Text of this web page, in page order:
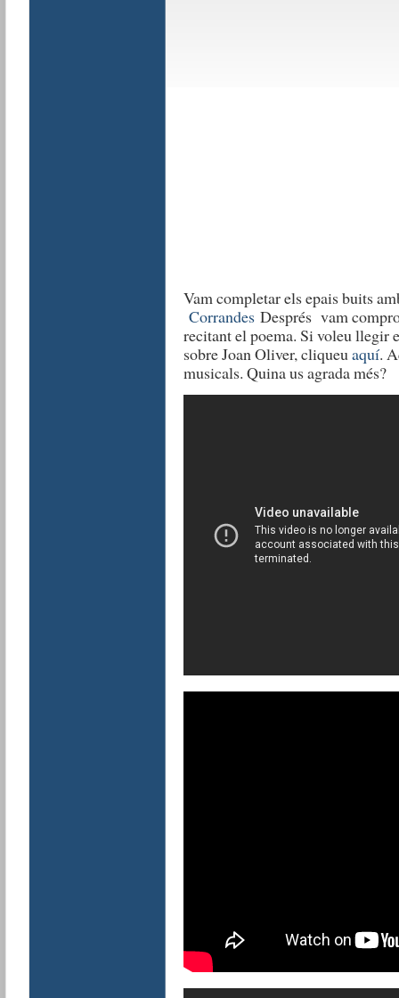
Vam completar els epais buits
CorrandesDesprés vam
recitant el poema. Si voleu llegir
sobre Joan Oliver, cliqueuaquí.
musicals. Quina us agrada més?